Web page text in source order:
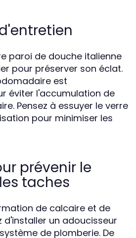
paroi de douche italienne
pour préserver son éclat.
est
éviter l'accumulation de
Pensez à essuyer le verre
pour minimiser les
prévenir le
taches
de calcaire et de
d'installer un adoucisseur
de plomberie. De